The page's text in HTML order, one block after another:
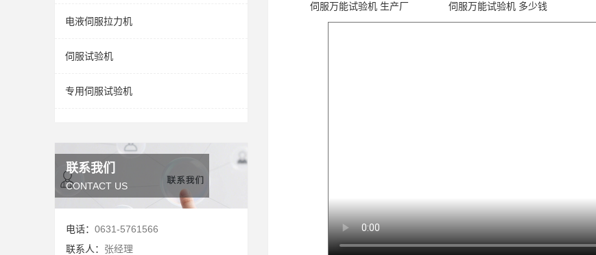
电液伺服拉力机
伺服试验机
专用伺服试验机
联系我们
CONTACT US
电话： 0631-5761566
联系人： 张经理
伺服万能试验机 生产厂 伺服万能试验机 多少钱